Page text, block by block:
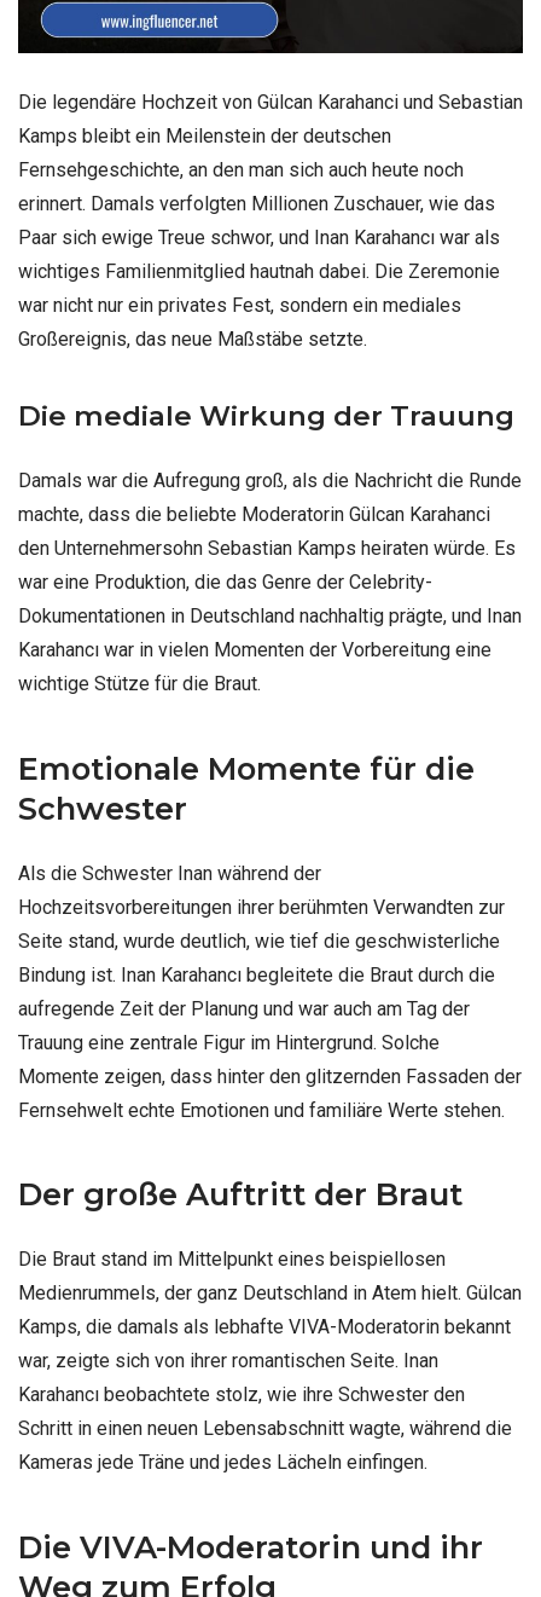
Die legendäre Hochzeit von Gülcan Karahanci und Sebastian
Kamps bleibt ein Meilenstein der deutschen
Fernsehgeschichte, an den man sich auch heute noch
erinnert. Damals verfolgten Millionen Zuschauer, wie das
Paar sich ewige Treue schwor, und Inan Karahancı war als
wichtiges Familienmitglied hautnah dabei. Die Zeremonie
war nicht nur ein privates Fest, sondern ein mediales
Großereignis, das neue Maßstäbe setzte.
Die mediale Wirkung der Trauung
Damals war die Aufregung groß, als die Nachricht die Runde
machte, dass die beliebte Moderatorin Gülcan Karahanci
den Unternehmersohn Sebastian Kamps heiraten würde. Es
war eine Produktion, die das Genre der Celebrity-
Dokumentationen in Deutschland nachhaltig prägte, und Inan
Karahancı war in vielen Momenten der Vorbereitung eine
wichtige Stütze für die Braut.
Emotionale Momente für die
Schwester
Als die Schwester Inan während der
Hochzeitsvorbereitungen ihrer berühmten Verwandten zur
Seite stand, wurde deutlich, wie tief die geschwisterliche
Bindung ist. Inan Karahancı begleitete die Braut durch die
aufregende Zeit der Planung und war auch am Tag der
Trauung eine zentrale Figur im Hintergrund. Solche
Momente zeigen, dass hinter den glitzernden Fassaden der
Fernsehwelt echte Emotionen und familiäre Werte stehen.
Der große Auftritt der Braut
Die Braut stand im Mittelpunkt eines beispiellosen
Medienrummels, der ganz Deutschland in Atem hielt. Gülcan
Kamps, die damals als lebhafte VIVA-Moderatorin bekannt
war, zeigte sich von ihrer romantischen Seite. Inan
Karahancı beobachtete stolz, wie ihre Schwester den
Schritt in einen neuen Lebensabschnitt wagte, während die
Kameras jede Träne und jedes Lächeln einfingen.
Die VIVA-Moderatorin und ihr
Weg zum Erfolg